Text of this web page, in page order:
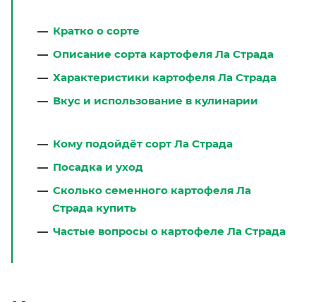
Кратко о сорте
Описание сорта картофеля Ла Страда
Характеристики картофеля Ла Страда
Вкус и использование в кулинарии
Кому подойдёт сорт Ла Страда
Посадка и уход
Сколько семенного картофеля Ла
Страда купить
Частые вопросы о картофеле Ла Страда